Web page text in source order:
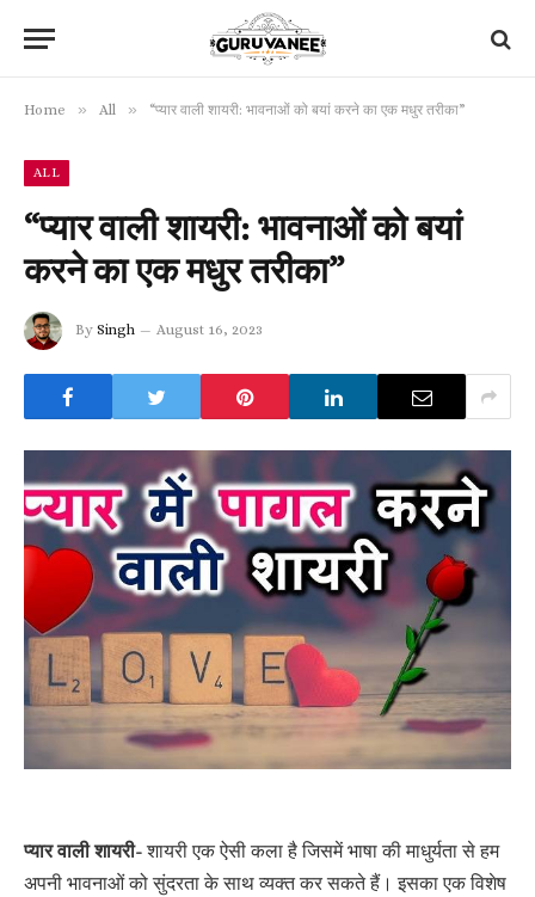
Home » All » “प्यार वाली शायरी: भावनाओं को बयां करने का एक मधुर तरीका”
ALL
“प्यार वाली शायरी: भावनाओं को बयां
करने का एक मधुर तरीका”
By Singh August 16, 2023
प्यार वाली शायरी-शायरी एक ऐसी कला है जिसमें भाषा की माधुर्यता से हम
अपनी भावनाओं को सुंदरता के साथ व्यक्त कर सकते हैं। इसका एक विशेष